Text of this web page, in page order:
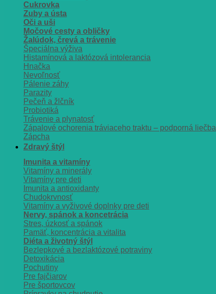
Cukrovka
Zuby a ústa
Oči a uši
Močové cesty a obličky
Žalúdok, črevá a trávenie
Špeciálna výživa
Histamínová a laktózová intolerancia
Hnačka
Nevoľnosť
Pálenie záhy
Parazity
Pečeň a žlčník
Probiotiká
Trávenie a plynatosť
Zápalové ochorenia tráviaceho traktu – podporná liečba
Zápcha
Zdravý štýl
Imunita a vitamíny
Vitamíny a minerály
Vitamíny pre deti
Imunita a antioxidanty
Chudokrvnosť
Vitamíny a vyživové doplnky pre deti
Nervy, spánok a koncetrácia
Stres, úzkosť a spánok
Pamäť, koncentrácia a vitalita
Diéta a životný štýl
Bezlepkové a bezlaktózové potraviny
Detoxikácia
Pochutiny
Pre fajčiarov
Pre športovcov